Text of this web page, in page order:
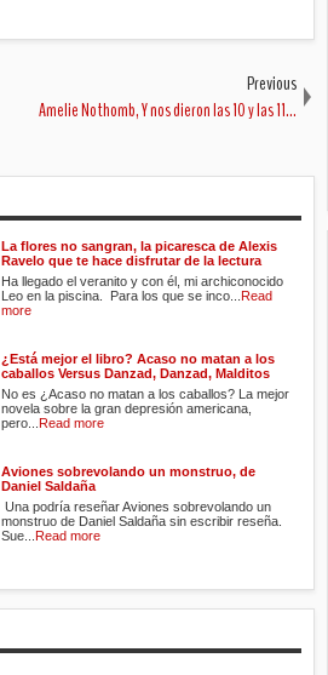
Previous
Amelie Nothomb, Y nos dieron las 10 y las 11...
La flores no sangran, la picaresca de Alexis
Ravelo que te hace disfrutar de la lectura
Ha llegado el veranito y con él, mi archiconocido
Leo en la piscina. Para los que se inco... Read
more
¿Está mejor el libro? Acaso no matan a los
caballos Versus Danzad, Danzad, Malditos
No es ¿Acaso no matan a los caballos? La mejor
novela sobre la gran depresión americana,
pero... Read more
Aviones sobrevolando un monstruo, de
Daniel Saldaña
Una podría reseñar Aviones sobrevolando un
monstruo de Daniel Saldaña sin escribir reseña.
Sue... Read more